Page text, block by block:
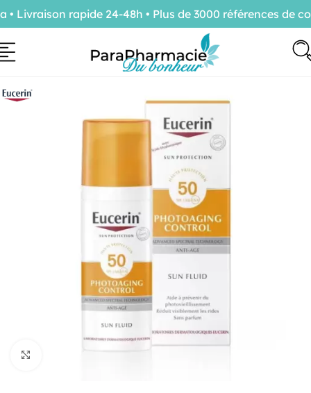
rapide 24-48h • Plus de 3000 références de